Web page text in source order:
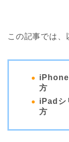
この記事では、
iPhone
方
iPadシ
方